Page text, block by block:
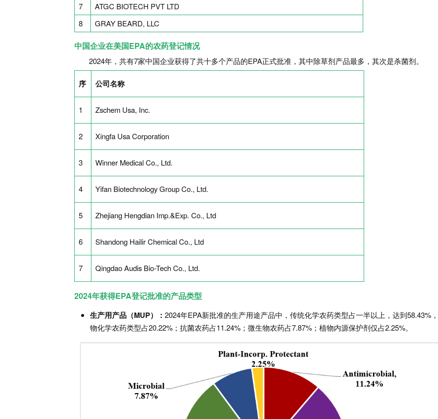
7
ATGC BIOTECH PVT LTD
8
GRAY BEARD, LLC
中国企业在美国EPA的农药登记情况
2024年，共有7家中国企业获得了共十多个产品的EPA正式批准，其中除草剂产品最多，其次是杀菌剂。
序 公司名称
1 Zschem Usa, Inc.
2 Xingfa Usa Corporation
3 Winner Medical Co., Ltd.
4 Yifan Biotechnology Group Co., Ltd.
5 Zhejiang Hengdian Imp.&Exp. Co., Ltd
6 Shandong Hailir Chemical Co., Ltd
7 Qingdao Audis Bio-Tech Co., Ltd.
2024年获得EPA登记批准的产品类型
生产用产品（MUP）： 2024年EPA新批准的生产用途产品中，传统化学农药类型占一半以上，达到58.43%
物化学农药类型占20.22%；抗菌农药占11.24%；微生物农药占7.87%；植物内源保护剂仅占2.25%。